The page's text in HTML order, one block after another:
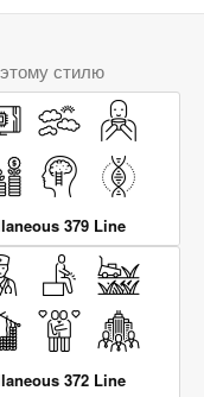
стилю
379 Line
372 Line